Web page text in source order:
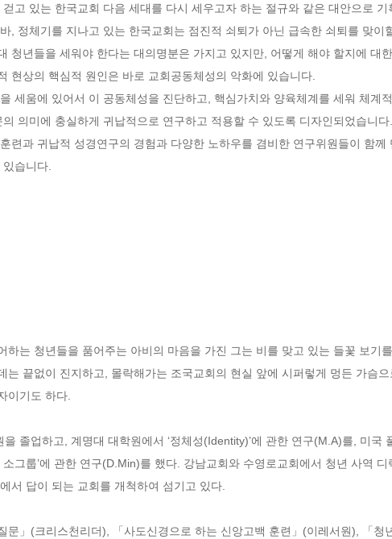
고 있는 한국교회 다음 세대를 다시 세우고자 하는 절규와 같은 대안으로 기
, 정체기를 지나고 있는 한국교회는 점진적 쇠퇴가 아닌 급속한 쇠퇴를 맞이
청년들을 세워야 한다는 대의명분은 가지고 있지만, 어떻게 해야 할지에 대
현상의 핵심적 원인은 바로 교회공동체성의 악화에 있습니다.
세움에 있어서 이 공동체성을 진단하고, 핵심가치와 양육체계를 세워 체계
의미에 충실하게 귀납적으로 연구하고 적용할 수 있도록 디자인되었습니다.
련과 귀납적 성경연구의 경험과 다양한 노하우를 겸비한 연구위원들이 함
습니다.
하는 청년들을 품어주는 아비의 마음을 가진 그는 비를 맞고 있는 들꽃 보기
는 끝없이 진지하고, 몰락해가는 조국교회의 현실 앞에 시퍼렇게 멍든 가슴
이기도 하다.
을 졸업하고, 계명대 대학원에서 ‘정체성(Identity)’에 관한 연구(M.A)를, 미국
소그룹’에 관한 연구(D.Min)를 했다. 강남교회와 수영로교회에서 청년 사역
서 답이 되는 교회를 개척하여 섬기고 있다.
문」(크리스천리더), 「사도신경으로 하는 신앙고백 훈련」(이레서원), 「청